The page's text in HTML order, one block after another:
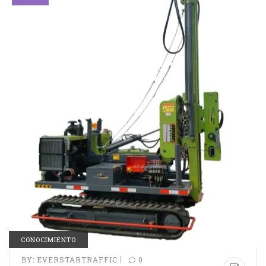
CONOCIMIENTO
BY: EVERSTARTRAFFIC | 0